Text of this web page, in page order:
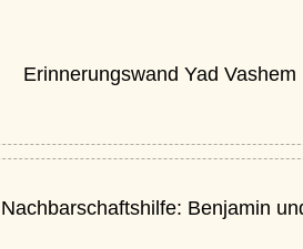
Erinnerungswand Yad Vashem
Nachbarschaftshilfe: Benjamin